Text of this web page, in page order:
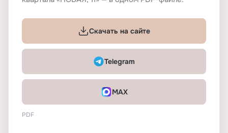
Скачать на сайте
Telegram
MAX
PDF